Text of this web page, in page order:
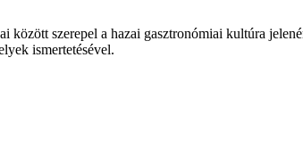
között szerepel a hazai gasztronómiai kultúra
ismertetésével.